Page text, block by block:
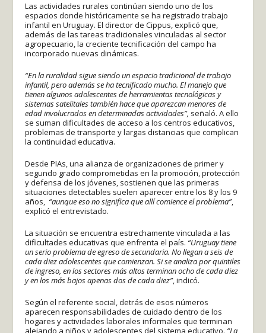
Las actividades rurales continúan siendo uno de los
espacios donde históricamente se ha registrado trabajo
infantil en Uruguay. El director de Cippus, explicó que,
además de las tareas tradicionales vinculadas al sector
agropecuario, la creciente tecnificación del campo ha
incorporado nuevas dinámicas.
“En la ruralidad sigue siendo un espacio tradicional de trabajo
infantil, pero además se ha tecnificado mucho. El manejo que
tienen algunos adolescentes de herramientas tecnológicas y
sistemas satelitales también hace que aparezcan menores de
edad involucrados en determinadas actividades”, señaló. A ello
se suman dificultades de acceso a los centros educativos,
problemas de transporte y largas distancias que complican
la continuidad educativa.
Desde PIAs, una alianza de organizaciones de primer y
segundo grado comprometidas en la promoción, protección
y defensa de los jóvenes, sostienen que las primeras
situaciones detectables suelen aparecer entre los 8 y los 9
años, “aunque eso no significa que allí comience el problema”,
explicó el entrevistado.
La situación se encuentra estrechamente vinculada a las
dificultades educativas que enfrenta el país. “Uruguay tiene
un serio problema de egreso de secundaria. No llegan a seis de
cada diez adolescentes que comienzan. Si se analiza por quintiles
de ingreso, en los sectores más altos terminan ocho de cada diez
y en los más bajos apenas dos de cada diez”, indicó.
Según el referente social, detrás de esos números
aparecen responsabilidades de cuidado dentro de los
hogares y actividades laborales informales que terminan
alejando a niños y adolescentes del sistema educativo. “La